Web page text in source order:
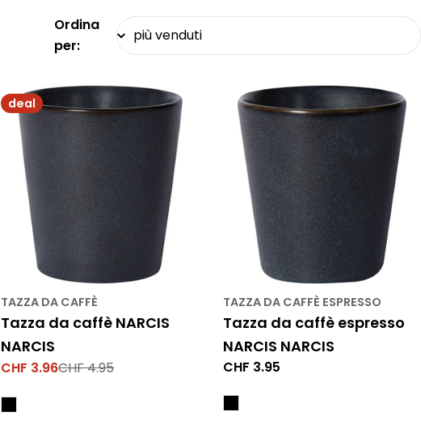
Ordina
per:
deal
TAZZA DA CAFFÈ
Tazza da caffè NARCIS
NARCIS
Prezzo
vendita
CHF 3.96
Prezzo
CHF 4.95
TAZZA DA CAFFÈ ESPRESSO
Tazza da caffè espresso
NARCIS NARCIS
Prezzo
CHF 3.95